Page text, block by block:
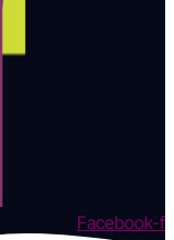
Facebook-f